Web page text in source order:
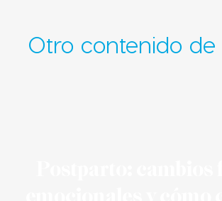
Otro contenido de